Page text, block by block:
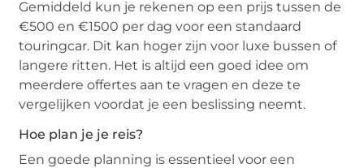
Gemiddeld kun je rekenen op een prijs tussen de
€500 en €1500 per dag voor een standaard
touringcar. Dit kan hoger zijn voor luxe bussen of
langere ritten. Het is altijd een goed idee om
meerdere offertes aan te vragen en deze te
vergelijken voordat je een beslissing neemt.
Hoe plan je je reis?
Een goede planning is essentieel voor een